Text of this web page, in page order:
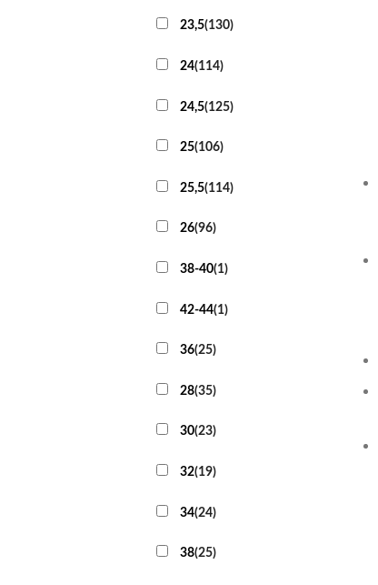
23,5(130)
24(114)
24,5(125)
25(106)
25,5(114)
26(96)
38-40(1)
42-44(1)
36(25)
28(35)
30(23)
32(19)
34(24)
38(25)